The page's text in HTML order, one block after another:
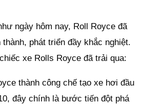
ngày hôm nay, Roll Royce đã
phát triển đầy khắc nghiệt.
xe Rolls Royce đã trải qua:
thành công chế tạo xe hơi đầu
đây chính là bước tiến đột phá